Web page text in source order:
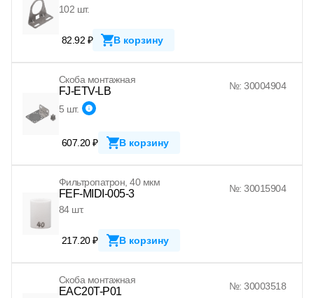
102 шт.
82.92 ₽ В корзину
Скоба монтажная
FJ-ETV-LB №: 30004904
5 шт.
607.20 ₽ В корзину
Фильтропатрон, 40 мкм
FEF-MIDI-005-3
№: 30015904
84 шт.
217.20 ₽ В корзину
Скоба монтажная
EAC20T-P01 №: 30003518